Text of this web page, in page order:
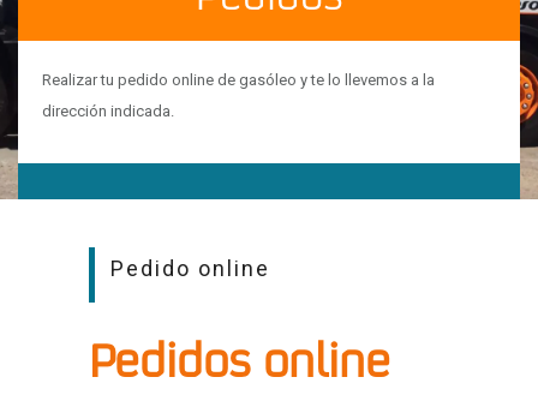
Realizar tu pedido online de gasóleo y te lo llevemos a la
dirección indicada.
Pedido online
Pedidos online